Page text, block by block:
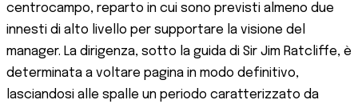
centrocampo, reparto in cui sono previsti almeno due
innesti di alto livello per supportare la visione del
manager. La dirigenza, sotto la guida di Sir Jim Ratcliffe, è
determinata a voltare pagina in modo definitivo,
lasciandosi alle spalle un periodo caratterizzato da